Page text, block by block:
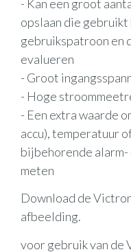
- Kan een groot
opslaan die gebruikt
gebruikspatroon en
evalueren
- Groot
- Hoge
- Een extra waarde
accu), temperatuur
bijbehorende
meten
Download de
afbeelding.
voor gebruik van